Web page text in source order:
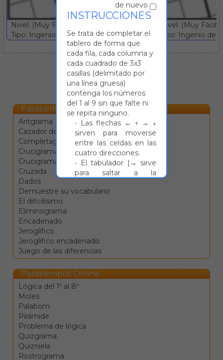
Nivel: (Muy Fácil)
Tipo: Ingenio deductivo :: Gratuito
Nivel: (Muy Fácil)
Tipo: Ingenio
Pasatiempos Online
Aritgrama
Cazador de estrellas
Completagrama
Crucigrama
Crucigrama blanco
Cruzada
Dados
Demuestre su vocabulario
El dificilísimo
Eliminograma
Encadenado
Jeroglífico
Jeroglífico encadenado
Juego de las diferencias
Pasatiempos Online
Lógica del 1º al 8º
Moles
Palabom
Pirámide
Problema de lógica
Quizgrama
Quizniela
Rostrograma
de nuevo
INSTRUCCIONES
Se trata de completar el
tablero de forma que
cada fila, cada columna y
cada cuadrado de 3x3
casillas (delimitado por
una línea gruesa)
contenga los números
del 1 al 9 sin que falte ni
se repita ninguno.
Las flechas ← ↑ → ↓
sirven para moverse
entre las celdas en las
cuatro direcciones.
El tabulador |→ sirve
para saltar a la
La barra de espacio
casilla y se mueve a la
anterior.
(supr) borra el valor de
la casilla sin moverse.
correspondientes.
Los botones de